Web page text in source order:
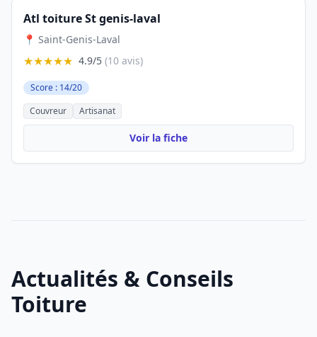
Atl toiture St genis-laval
📍 Saint-Genis-Laval
★★★★★ 4.9/5 (10 avis)
Score : 14/20
Couvreur
Artisanat
Voir la fiche
Actualités & Conseils
Toiture